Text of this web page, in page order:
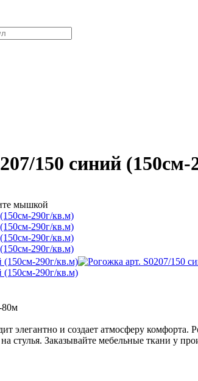
150 синий
мышкой
80м
элегантно и создает атмосферу
стулья. Заказывайте мебельные ткани у